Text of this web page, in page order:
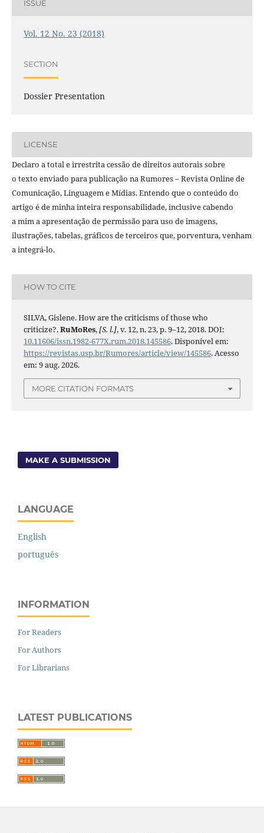
ISSUE
Vol. 12 No. 23 (2018)
SECTION
Dossier Presentation
LICENSE
Declaro a total e irrestrita cessão de direitos autorais sobre
o texto enviado para publicação na Rumores – Revista Online de
Comunicação, Linguagem e Mídias. Entendo que o conteúdo do
artigo é de minha inteira responsabilidade, inclusive cabendo
a mim a apresentação de permissão para uso de imagens,
ilustrações, tabelas, gráficos de terceiros que, porventura, venham
a integrá-lo.
HOW TO CITE
SILVA, Gislene. How are the criticisms of those who
criticize?.RuMoRes,[S. l.], v. 12, n. 23, p. 9–12, 2018. DOI:
10.11606/issn.1982-677X.rum.2018.145586. Disponível em:
https://revistas.usp.br/Rumores/article/view/145586. Acesso
em: 9 aug. 2026.
MORE CITATION FORMATS
MAKE A SUBMISSION
LANGUAGE
English
português
INFORMATION
For Readers
For Authors
For Librarians
LATEST PUBLICATIONS